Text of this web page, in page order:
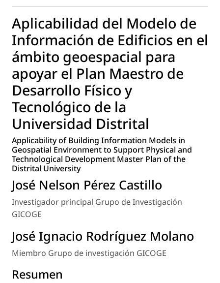
Aplicabilidad del Modelo de
Información de Edificios en el
ámbito geoespacial para
apoyar el Plan Maestro de
Desarrollo Físico y
Tecnológico de la
Universidad Distrital
Applicability of Building Information Models in
Geospatial Environment to Support Physical and
Technological Development Master Plan of the
Distrital University
José Nelson Pérez Castillo
Investigador principal Grupo de Investigación
GICOGE
José Ignacio Rodríguez Molano
Miembro Grupo de investigación GICOGE
Resumen